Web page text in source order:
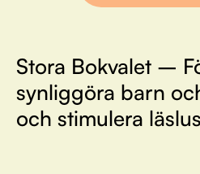
Stora Bokvalet –
synliggöra barn
och stimulera